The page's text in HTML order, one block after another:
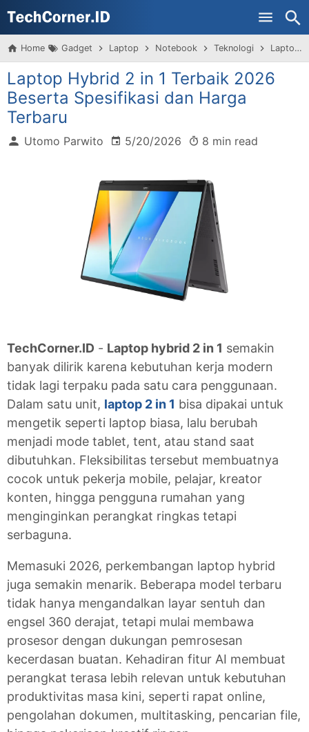
Home Gadget Laptop Notebook Teknologi Laptop Hybrid 2 in 1 Terbaik 2026 Beserta Spesifikasi dan Harga Terbaru
Laptop Hybrid 2 in 1 Terbaik 2026
Beserta Spesifikasi dan Harga
Terbaru
Utomo Parwito 5/20/2026 8 min read
TechCorner.ID - Laptop hybrid 2 in 1 semakin
banyak dilirik karena kebutuhan kerja modern
tidak lagi terpaku pada satu cara penggunaan.
Dalam satu unit, laptop 2 in 1 bisa dipakai untuk
mengetik seperti laptop biasa, lalu berubah
menjadi mode tablet, tent, atau stand saat
dibutuhkan. Fleksibilitas tersebut membuatnya
cocok untuk pekerja mobile, pelajar, kreator
konten, hingga pengguna rumahan yang
menginginkan perangkat ringkas tetapi
serbaguna.
Memasuki 2026, perkembangan laptop hybrid
juga semakin menarik. Beberapa model terbaru
tidak hanya mengandalkan layar sentuh dan
engsel 360 derajat, tetapi mulai membawa
prosesor dengan dukungan pemrosesan
kecerdasan buatan. Kehadiran fitur AI membuat
perangkat terasa lebih relevan untuk kebutuhan
produktivitas masa kini, seperti rapat online,
pengolahan dokumen, multitasking, pencarian file,